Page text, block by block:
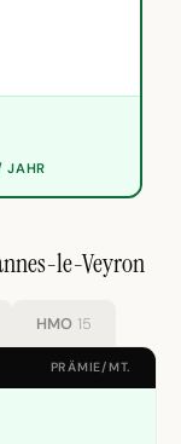
JAHR
le-Veyron
HMO 15
PRÄMIE/MT.